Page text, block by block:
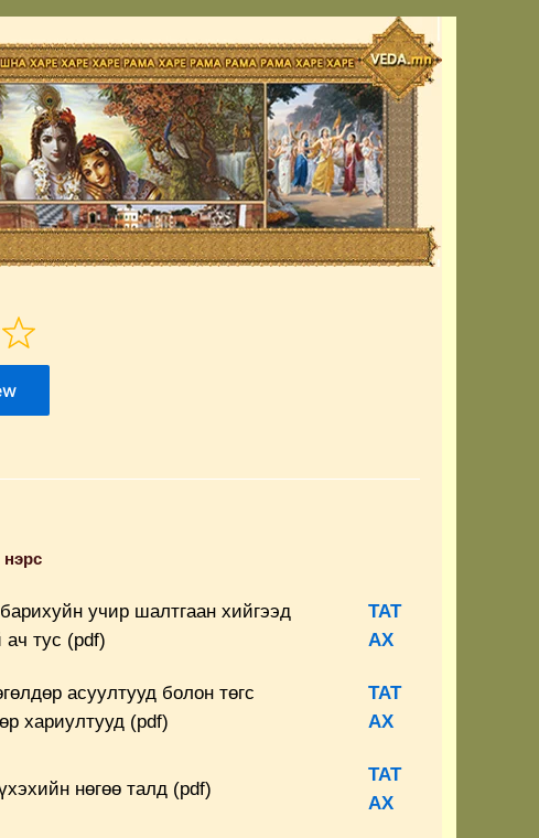
учир шалтгаан хийгээд
ач тус (pdf)
ТАТ
АХ
асуултууд болон төгс
хариултууд (pdf)
ТАТ
АХ
нөгөө талд (pdf)
ТАТ
АХ